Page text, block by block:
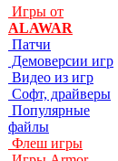
Игры от
ALAWAR
Патчи
Демоверсии игр
Видео из игр
Софт, драйверы
Популярные
файлы
Флеш игры